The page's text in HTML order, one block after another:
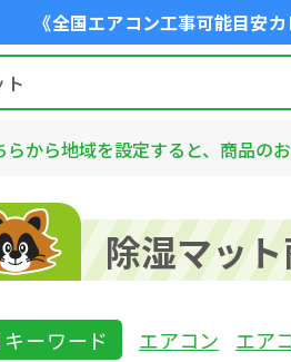
《全国エアコン工事可能目安カ
らから地域を設定すると、商品の
除湿マッ
ーワード エアコン エア